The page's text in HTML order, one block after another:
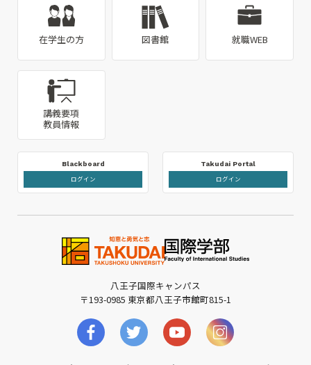
在学生の方 図書館 就職WEB
講義要項
教員情報
Blackboard
ログイン
Takudai Portal
ログイン
八王子国際キャンパス
〒193-0985 東京都八王子市館町815-1